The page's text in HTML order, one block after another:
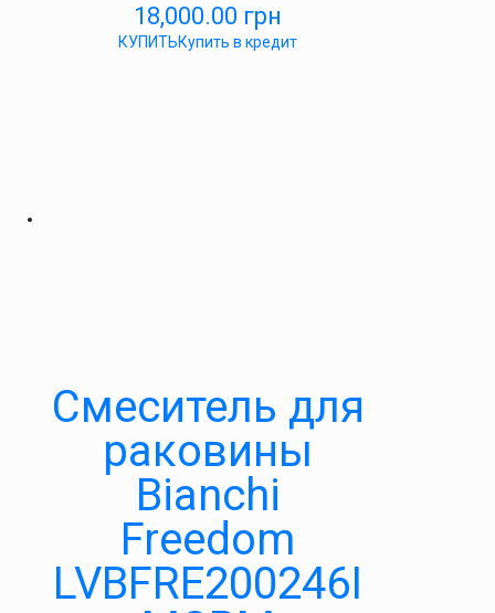
18,000.00 грн
КУПИТЬКупить в кредит
Смеситель для
раковины
Bianchi
Freedom
LVBFRE200246I